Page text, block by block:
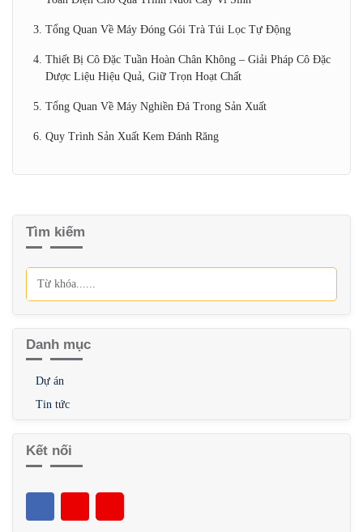
TIN LIÊN QUAN
Khám Phá Quy Trình Sản Xuất Hạt Nêm
Hệ Thống Lên Men Tự Động 100L – Giải Pháp Kiểm Soát
Toàn Diện Cho Quá Trình Nuôi Cấy Vi Sinh
Tổng Quan Về Máy Đóng Gói Trà Túi Lọc Tự Động
Đặc Dược Liệu Hiệu Quả, Giữ Trọn Hoạt Chất
Quy Trình Sản Xuất Kem Đánh Răng
Danh mục